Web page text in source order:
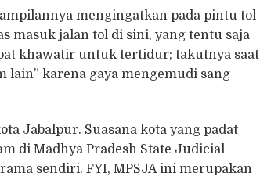
mengingatkan pada pintu tol
masuk jalan tol di sini, yang tentu saja
khawatir untuk tertidur; takutnya saat
lain” karena gaya mengemudi sang
Jabalpur. Suasana kota yang padat
di Madhya Pradesh State Judicial
sendiri. FYI, MPSJA ini merupakan